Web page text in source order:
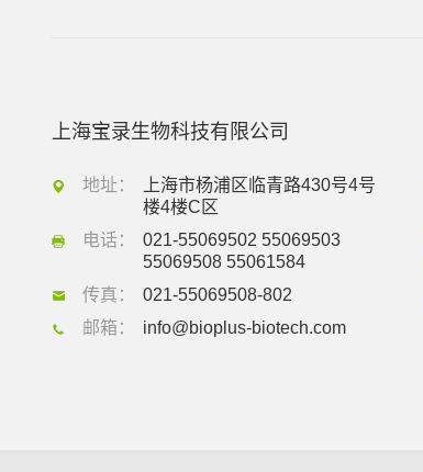
上海宝录生物科技有限公司
地址：
上海市杨浦区临青路430号4号
楼4楼C区
电话：
021-55069502 55069503
55069508 55061584
传真：
021-55069508-802
邮箱：
info@bioplus-biotech.com